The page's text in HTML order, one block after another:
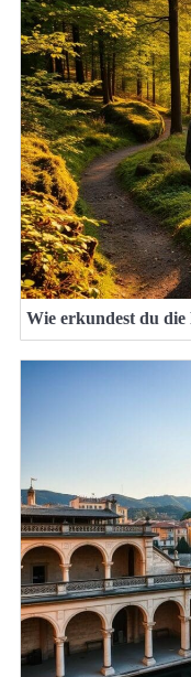
Wie erkundest du die